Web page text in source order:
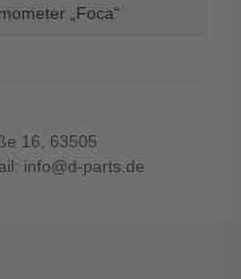
„Foca“
16, 63505
info@d-parts.de